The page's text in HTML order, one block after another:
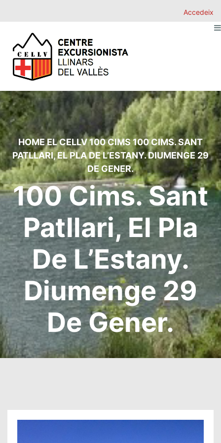
Accedeix
HOME EL CELLV100 CIMS100 CIMS. SANT
PATLLARI, EL PLA DE L’ESTANY. DIUMENGE 29
DE GENER.
100 Cims. Sant
Patllari, El Pla
De L’Estany.
Diumenge 29
De Gener.